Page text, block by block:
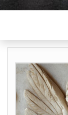
Music